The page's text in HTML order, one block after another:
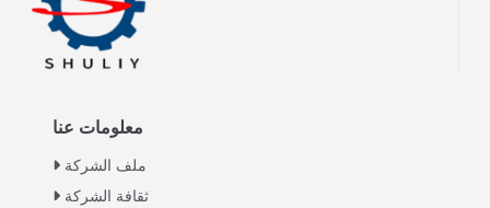
معلومات عنا
ملف الشركة
ثقافة الشركة